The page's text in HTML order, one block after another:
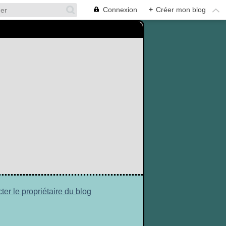
Connexion + Créer mon blog
le propriétaire du blog